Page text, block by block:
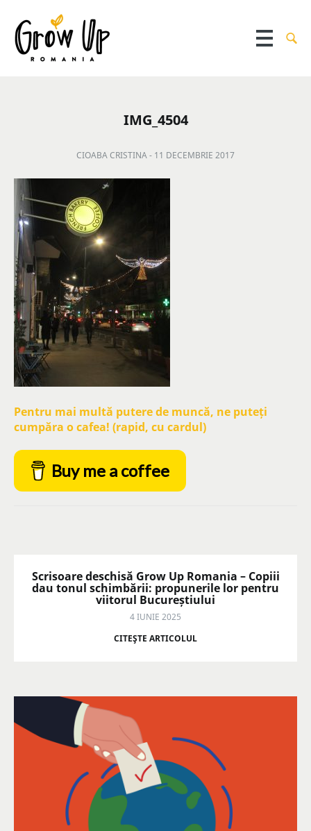
IMG_4504
CIOABA CRISTINA - 11 DECEMBRIE 2017
Pentru mai multă putere de muncă, ne puteți
cumpăra o cafea! (rapid, cu cardul)
Buy me a coffee
Scrisoare deschisă Grow Up Romania – Copiii
dau tonul schimbării: propunerile lor pentru
viitorul Bucureștiului
4 IUNIE 2025
CITEŞTE ARTICOLUL